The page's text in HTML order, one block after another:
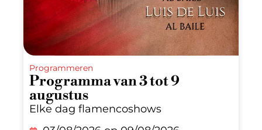
Programmeren
Programma van 3 tot 9
augustus
Elke dag flamencoshows